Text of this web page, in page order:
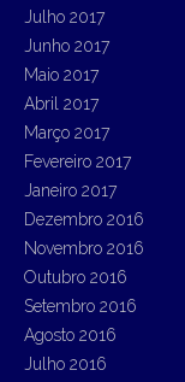
Julho 2017
Junho 2017
Maio 2017
Abril 2017
Março 2017
Fevereiro 2017
Janeiro 2017
Dezembro 2016
Novembro 2016
Outubro 2016
Setembro 2016
Agosto 2016
Julho 2016